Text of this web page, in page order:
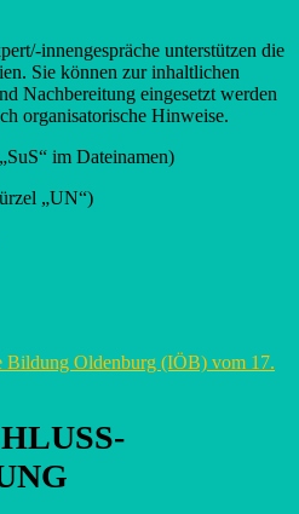
innengespräche unterstützen die
Sie können zur inhaltlichen
Nachbereitung eingesetzt werden
organisatorische Hinweise.
im Dateinamen)
„UN“)
Bildung Oldenburg (IÖB) vom 17.